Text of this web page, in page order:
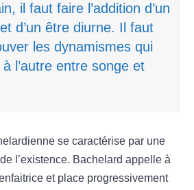
il faut faire l’addition d’un
d’un être diurne. Il faut
les dynamismes qui
à l’autre entre songe et
se caractérise par une
l’existence. Bachelard appelle à
et place progressivement